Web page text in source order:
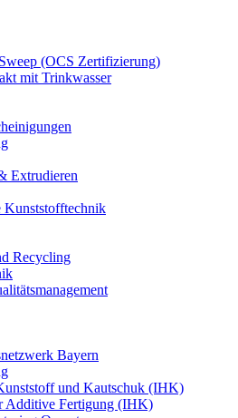
(OCS Zertifizierung)
mit Trinkwasser
Extrudieren
Recycling
Bayern
und Kautschuk (IHK)
Additive Fertigung (IHK)